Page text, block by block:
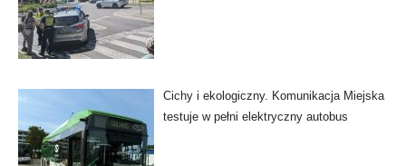
Cichy i ekologiczny. Komunikacja Miejska
testuje w pełni elektryczny autobus